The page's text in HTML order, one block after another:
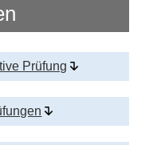
Prüfung